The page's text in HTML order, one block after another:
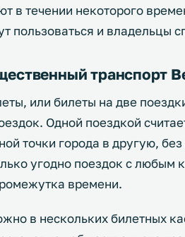
в течении некоторого
пользоваться и владельцы
транспорт
или билеты на две
Одной поездкой
точки города в другую,
угодно поездок с любым
времени.
в нескольких билетных